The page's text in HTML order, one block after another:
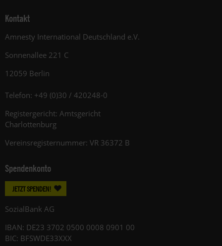
Kontakt
Amnesty International Deutschland e.V.
Sonnenallee 221 C
12059 Berlin
Telefon: +49 (0)30 / 420248-0
Registergericht: Amtsgericht
Charlottenburg
Vereinsregisternummer: VR 36372 B
Spendenkonto
JETZT SPENDEN!
SozialBank AG
IBAN: DE23 3702 0500 0008 0901 00
BIC: BFSWDE33XXX